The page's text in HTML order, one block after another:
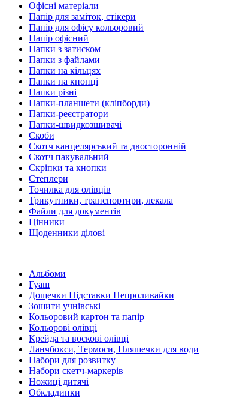
Офісні матеріали
Папір для заміток, стікери
Папір для офісу кольоровий
Папір офісний
Папки з затиском
Папки з файлами
Папки на кільцях
Папки на кнопці
Папки різні
Папки-планшети (кліпборди)
Папки-реєстратори
Папки-швидкозшивачі
Скоби
Скотч канцелярський та двосторонній
Скотч пакувальний
Скріпки та кнопки
Степлери
Точилка для олівців
Трикутники, транспортири, лекала
Файли для документів
Цінники
Щоденники ділові
Альбоми
Гуаш
Дощечки Підставки Непроливайки
Зошити учнівські
Кольоровий картон та папір
Кольорові олівці
Крейда та воскові олівці
Ланчбокси, Термоси, Пляшечки для води
Набори для розвитку
Набори скетч-маркерів
Ножиці дитячі
Обкладинки